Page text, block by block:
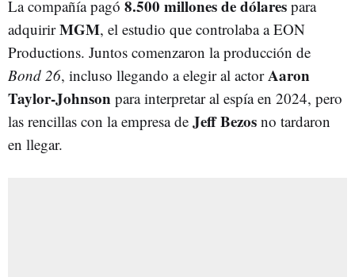
La compañía pagó 8.500 millones de dólares para
adquirirMGM, el estudio que controlaba a EON
Productions. Juntos comenzaron la producción de
Bond 26, incluso llegando a elegir al actorAaron
Taylor-Johnson para interpretar al espía en 2024, pero
las rencillas con la empresa de Jeff Bezos no tardaron
en llegar.